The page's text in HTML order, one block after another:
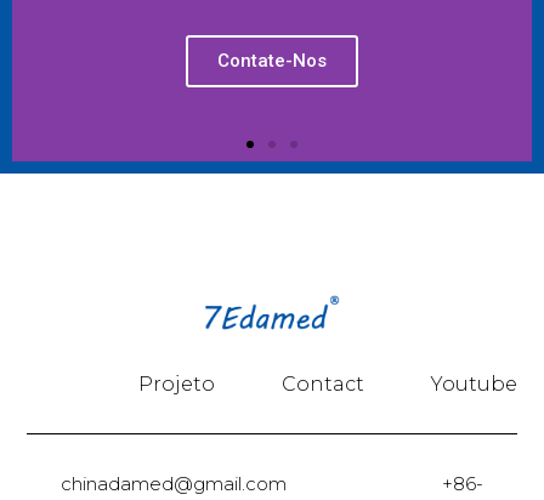
Contate-Nos
Projeto Contact Youtube
chinadamed@gmail.com +86-